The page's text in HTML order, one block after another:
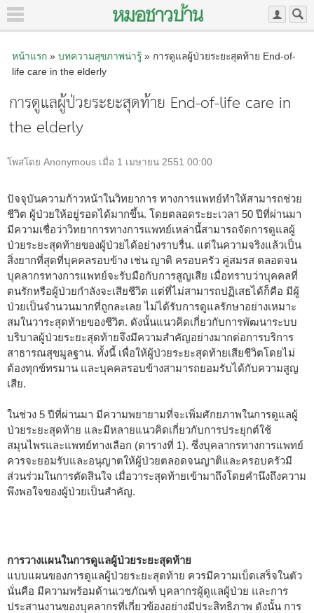
หน้าแรก» บทความสุขภาพน่ารู้» การดูแลผู้ป่วยระยะสุดท้าย End-of-
life care in the elderly
การดูแลผู้ป่วยระยะสุดท้าย End-of-life care in
the elderly
โพสโดย Anonymous เมื่อ 1 เมษายน 2551 00:00
ปัจจุบันความก้าวหน้าในวิทยาการ ทางการแพทย์ทำให้สามารถช่วย
ชีวิต ผู้ป่วยให้อยู่รอดได้มากขึ้น. โดยตลอดระยะเวลา 50 ปีที่ผ่านมา
มีความเชื่อว่าวิทยาการทางการแพทย์เหล่านี้สามารถจัดการดูแลผู้
ป่วยระยะสุดท้ายของผู้ป่วยได้อย่างราบรื่น. แต่ในความจริงแล้วเป็น
สิ่งยากที่สุดที่บุคคลรอบข้าง เช่น ญาติ ครอบครัว คู่สมรส ตลอดจน
บุคลากรทางการแพทย์จะรับมือกับการสูญเสีย เมื่อทราบว่าบุคคลที่
ตนรักหรือผู้ป่วยกำลังจะเสียชีวิต แต่ที่ไม่สามารถปฏิเสธได้ก็คือ มีผู้
ป่วยเป็นจำนวนมากที่ถูกละเลย ไม่ได้รับการดูแลรักษาอย่างเหมาะ
สมในวาระสุดท้ายของชีวิต. ดังนั้นแนวคิดเกี่ยวกับการพัฒนาระบบ
บริบาลผู้ป่วยระยะสุดท้ายจึงมีความสำคัญอย่างมากต่อการบริการ
สาธารณสุขมูลฐาน. ทั้งนี้ เพื่อให้ผู้ป่วยระยะสุดท้ายเสียชีวิตโดยไม่
ต้องทุกข์ทรมาน และบุคคลรอบข้างสามารถยอมรับได้กับความสูญ
เสีย.
ในช่วง 5 ปีที่ผ่านมา มีความพยายามที่จะเพิ่มศักยภาพในการดูแลผู้
ป่วยระยะสุดท้าย และมีหลายแนวคิดเกี่ยวกับการประยุกต์ใช้
สมุนไพรและแพทย์ทางเลือก (ตารางที่ 1). ซึ่งบุคลากรทางการแพทย์
ควรจะยอมรับและอนุญาตให้ผู้ป่วยตลอดจนญาติและครอบครัวมี
ส่วนร่วมในการตัดสินใจ เมื่อวาระสุดท้ายเข้ามาถึงโดยคำนึงถึงความ
พึงพอใจของผู้ป่วยเป็นสำคัญ.
การวางแผนในการดูแลผู้ป่วยระยะสุดท้าย
แบบแผนของการดูแลผู้ป่วยระยะสุดท้าย ควรมีความเบ็ดเสร็จในตัว
นั่นคือ มีความพร้อมด้านเวชภัณฑ์ บุคลากรผู้ดูแลผู้ป่วย และการ
ประสานงานของบุคลากรที่เกี่ยวข้องอย่างมีประสิทธิภาพ ดังนั้น การ